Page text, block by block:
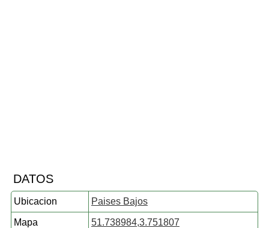
DATOS
Ubicacion Paises Bajos
Mapa 51.738984,3.751807